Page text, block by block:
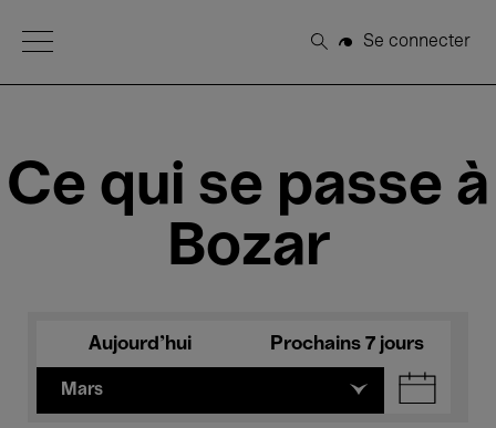
Open Menu
Rechercher
Se connecter
Ce qui se passe à
Bozar
Aujourd'hui Prochains 7 jours
Mars